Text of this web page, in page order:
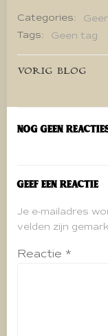
Categories:
Tags:
Geen tag
Bericht
VORIG BLOG
Nog geen
Geef een reactie
Je e-mailadres
velden zijn
Reactie *